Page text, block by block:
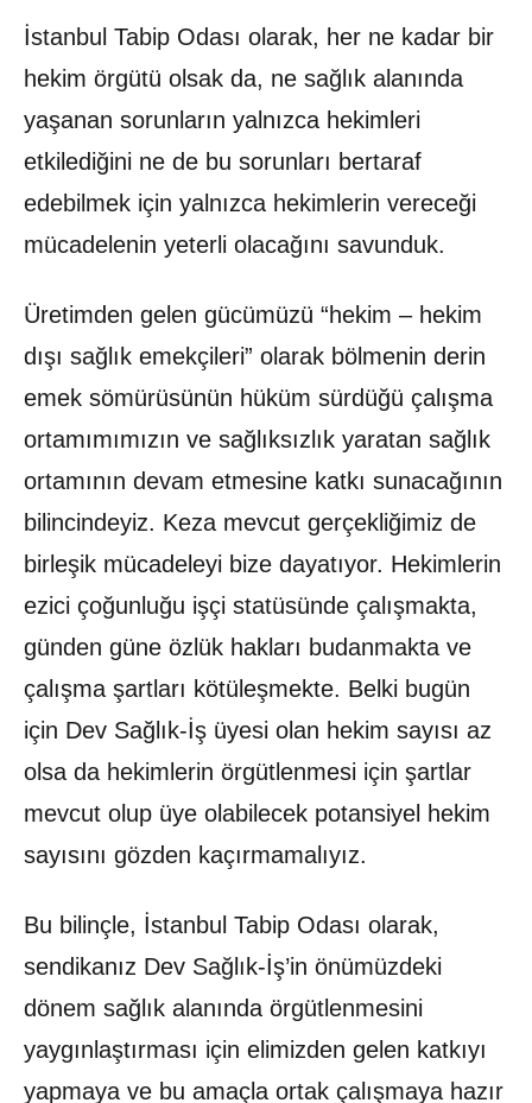
İstanbul Tabip Odası olarak, her ne kadar bir
hekim örgütü olsak da, ne sağlık alanında
yaşanan sorunların yalnızca hekimleri
etkilediğini ne de bu sorunları bertaraf
edebilmek için yalnızca hekimlerin vereceği
mücadelenin yeterli olacağını savunduk.
Üretimden gelen gücümüzü “hekim – hekim
dışı sağlık emekçileri” olarak bölmenin derin
emek sömürüsünün hüküm sürdüğü çalışma
ortamımımızın ve sağlıksızlık yaratan sağlık
ortamının devam etmesine katkı sunacağının
bilincindeyiz. Keza mevcut gerçekliğimiz de
birleşik mücadeleyi bize dayatıyor. Hekimlerin
ezici çoğunluğu işçi statüsünde çalışmakta,
günden güne özlük hakları budanmakta ve
çalışma şartları kötüleşmekte. Belki bugün
için Dev Sağlık-İş üyesi olan hekim sayısı az
olsa da hekimlerin örgütlenmesi için şartlar
mevcut olup üye olabilecek potansiyel hekim
sayısını gözden kaçırmamalıyız.
Bu bilinçle, İstanbul Tabip Odası olarak,
sendikanız Dev Sağlık-İş’in önümüzdeki
dönem sağlık alanında örgütlenmesini
yaygınlaştırması için elimizden gelen katkıyı
yapmaya ve bu amaçla ortak çalışmaya hazır